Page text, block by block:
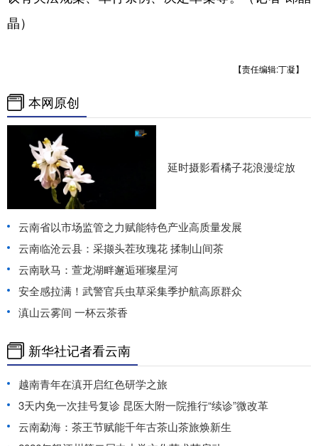
晶）
【责任编辑:丁凝】
本网原创
延时摄影看橘子花浪漫绽放
云南省以市场监管之力赋能特色产业高质量发展
云南临沧云县：采撷头茬玫瑰花 揉制山间茶
云南耿马：萱龙湖畔邂逅璀璨星河
安全感拉满！武警官兵虫草采集季护航高原群众
滇山云雾间 一杯云茶香
新华社记者看云南
越南青年在滇开启红色研学之旅
3天内免一次挂号复诊 昆医大附一院推行“续诊”微改革
云南勐海：茶王节赋能千年古茶山茶旅焕新生